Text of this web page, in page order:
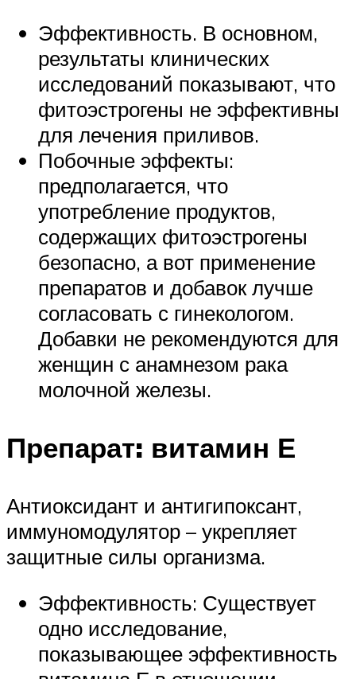
Эффективность. В основном,
результаты клинических
исследований показывают, что
фитоэстрогены не эффективны
для лечения приливов.
Побочные эффекты:
предполагается, что
употребление продуктов,
содержащих фитоэстрогены
безопасно, а вот применение
препаратов и добавок лучше
согласовать с гинекологом.
Добавки не рекомендуются для
женщин с анамнезом рака
молочной железы.
Препарат: витамин Е
Антиоксидант и антигипоксант,
иммуномодулятор – укрепляет
защитные силы организма.
Эффективность: Существует
одно исследование,
показывающее эффективность